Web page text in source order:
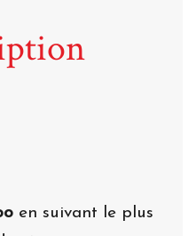
en suivant le plus